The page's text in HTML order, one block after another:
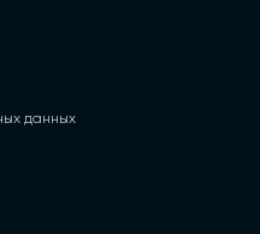
данных